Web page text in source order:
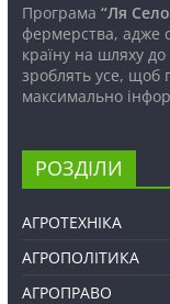
Програма “Ля
фермерства, адже
країну на шляху
зроблять усе, щоб
максимально
РОЗДІЛИ
АГРОТЕХНІКА
АГРОПОЛІТИКА
АГРОПРАВО